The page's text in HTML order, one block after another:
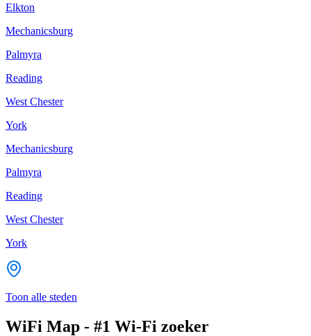
Elkton
Mechanicsburg
Palmyra
Reading
West Chester
York
Mechanicsburg
Palmyra
Reading
West Chester
York
Toon alle steden
WiFi Map - #1 Wi-Fi zoeker